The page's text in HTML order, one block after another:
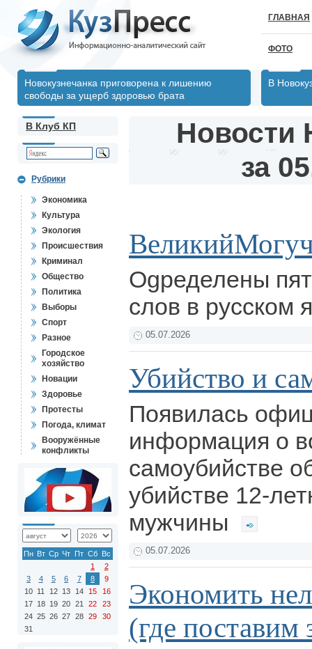
ГЛАВНАЯ
ФОТО
Новокузнечанка приговорена к лишению
свободы за ущерб здоровью брата
В
В Клуб КП
Рубрики
Экономика
Культура
Экология
Происшествия
Криминал
Общество
Политика
Выборы
Спорт
Разное
Городское
хозяйство
Новации
Здоровье
Протесты
Погода, климат
Вооружённые
конфликты
Пн Вт Ср Чт Пт Сб Вс
1
2
3
4 5 6 7 8
9
10 11 12 13 14 15
16
17 18 19 20 21 22
23
24 25 26 27 28 29
30
31
Новости
за
Оgределены
слов в русском
05.07.2026
Убийство и
Появилась
информация о
самоубийстве
убийстве 12-
мужчины
05.07.2026
Экономить
(где поставим